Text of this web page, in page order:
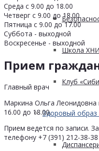
Школа
Клуб
Здоровый образ
Среда с 9.00 до 18.00
Четверг с 9.00 до 18.00
Пятница с 9.00 до 17.00
Суббота - выходной
Воскресенье - выходной
Прием
Главный врач
Маркина Ольга
16.00 до 18.00.
Прием ведется по записи.
телефону +7 (391) 212-38-38